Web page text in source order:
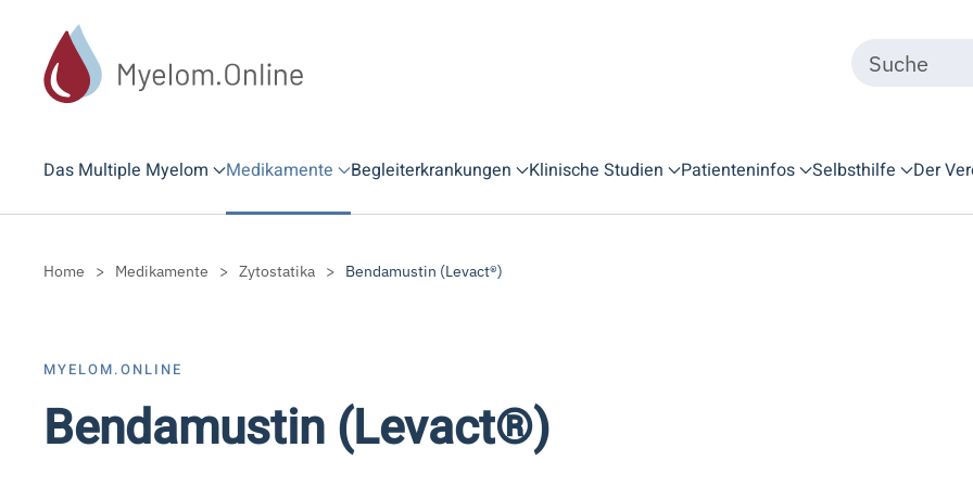
Zum Hauptinhalt springen
Das Multiple Myelom Medikamente Begleiterkrankungen Klinische Studien Patienteninfos Selbsthilfe Der
Home Medikamente Zytostatika Bendamustin (Levact®)
MYELOM.ONLINE
Bendamustin (Levact®)